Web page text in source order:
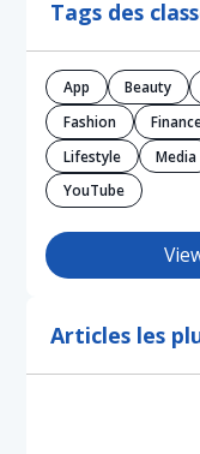
Tags des
App Beauty
Fashion
Lifestyle
Media
YouTube
Articles les